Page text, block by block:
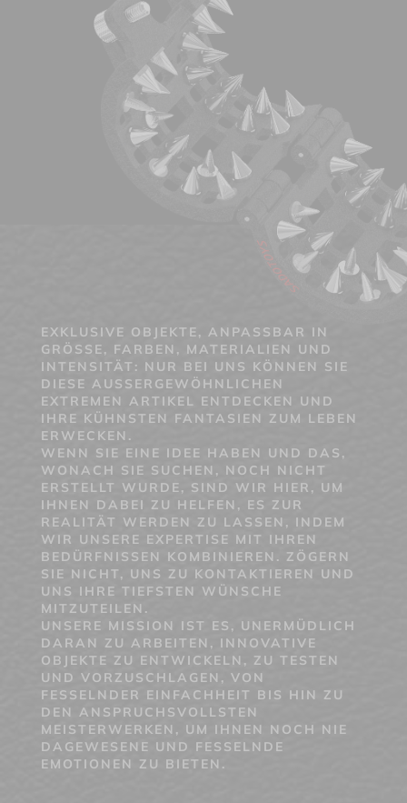
EXKLUSIVE OBJEKTE, ANPASSBAR IN
GRÖSSE, FARBEN, MATERIALIEN UND I
NTENSITÄT: NUR BEI UNS KÖNNEN SIE D
IESE AUSSERGEWÖHNLICHEN EX
TREMEN ARTIKEL ENTDECKEN UND IH
RE KÜHNSTEN FANTASIEN ZUM LEBEN ER
WECKEN.
WENN SIE EINE IDEE HABEN UND DAS,
WONACH SIE SUCHEN, NOCH NICHT
ERSTELLT WURDE, SIND WIR HIER, UM
IHNEN DABEI ZU HELFEN, ES ZUR
REALITÄT WERDEN ZU LASSEN, INDEM
WIR UNSERE EXPERTISE MIT IHREN
BEDÜRFNISSEN KOMBINIEREN. ZÖGERN
SIE NICHT, UNS ZU KONTAKTIEREN UND
UNS IHRE TIEFSTEN WÜNSCHE
MITZUTEILEN.
UNSERE MISSION IST ES, UNERMÜDLICH
DARAN ZU ARBEITEN, INNOVATIVE
OBJEKTE ZU ENTWICKELN, ZU TESTEN
UND VORZUSCHLAGEN, VON
FESSELNDER EINFACHHEIT BIS HIN ZU
DEN ANSPRUCHSVOLLSTEN
MEISTERWERKEN, UM IHNEN NOCH NIE
DAGEWESENE UND FESSELNDE
EMOTIONEN ZU BIETEN.